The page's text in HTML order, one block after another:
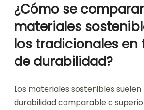
¿Cómo se
materiales
los tradicionales en
de durabilidad?
Los materiales sostenibles
durabilidad comparable o